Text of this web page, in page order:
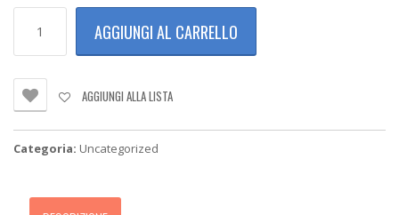
DIGITALE
PROFESSIONALE
CUCINA
PER
ACQUARO
quantità
AGGIUNGI AL CARRELLO
AGGIUNGI ALLA LISTA
Categoria: Uncategorized